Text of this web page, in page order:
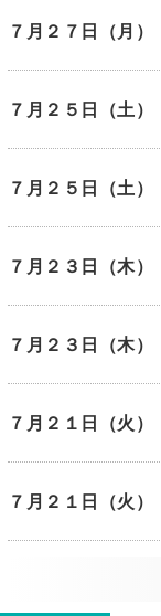
７月２７日（月
７月２５日（土
７月２５日（土
７月２３日（木
７月２３日（木
７月２１日（火
７月２１日（火